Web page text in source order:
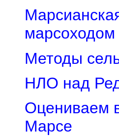
марсоходом
Методы
НЛО над
Оцениваем
Марсе